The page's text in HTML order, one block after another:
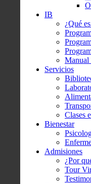
IB
¿Qué
Manual
Servicios
Clases
Bienestar
Admisiones
¿Por
Tour